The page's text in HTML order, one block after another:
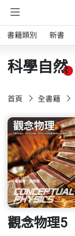
書籍類別 新書
科學自然
首頁 全書籍
觀念物理5